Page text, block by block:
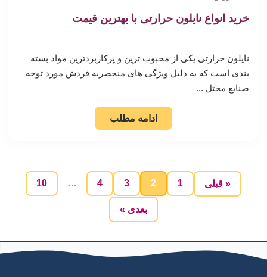
خرید انواع نایلون حرارتی با بهترین قیمت
نایلون حرارتی یکی از محبوب ترین و پرکاربردترین مواد بسته
بندی است که به دلیل ویژگی های منحصربه فردش مورد توجه
صنایع مختل ...
ادامه مطلب
« قبلی 1
2
3
4
…
10
بعدی »